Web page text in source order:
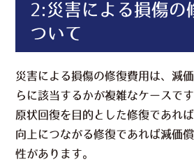
2:災害による損傷の
ついて
災害による損傷の修復費用は、減
らに該当するかが複雑なケースです
原状回復を目的とした修復であれ
向上につながる修復であれば減価
性があります。